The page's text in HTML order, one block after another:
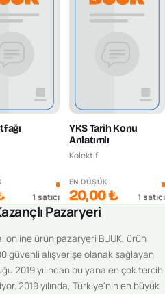
1 satıcı
YKS Tarih Konu
Anlatımlı
Kolektif
EN DÜŞÜK
20,00 ₺ 1 satıcı
Pazaryeri
online ürün pazaryeri BUUK, ürün
güvenli alışverişe olanak sağlayan
2019 yılından bu yana en çok tercih
2019 yılında, Türkiye'nin en büyük